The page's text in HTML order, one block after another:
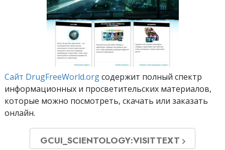
Сайт DrugFreeWorld.orgсодержит полный спектр
информационных и просветительских материалов,
которые можно посмотреть, скачать или заказать
онлайн.
GCUI_SCIENTOLOGY:VISITTEXT